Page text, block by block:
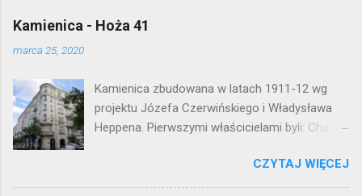
Kamienica - Hoża 41
marca 25, 2020
Kamienica zbudowana w latach 1911-12 wg
projektu Józefa Czerwińskiego i Władysława
Heppena. Pierwszymi właścicielami byli: Chaim
kamienica była zamieszkała przez
pracowników Elektrowni Warszawskiej. Ten
CZYTAJ WIĘCEJ